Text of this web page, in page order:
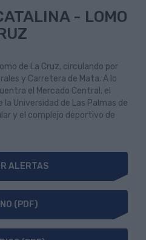
- LOMO
de La Cruz, circulando por
y Carretera de Mata. A lo
el Mercado Central, el
la Universidad de Las Palmas de
y el complejo deportivo de
ALERTAS
(PDF)